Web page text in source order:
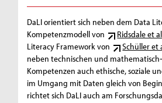
DaLI orientiert sich neben dem Data
Kompetenzmodell von
Ridsdale et
Literacy Framework von
Schüller et
neben technischen und
Kompetenzen auch ethische, soziale
im Umgang mit Daten gleich von
richtet sich DaLI auch am